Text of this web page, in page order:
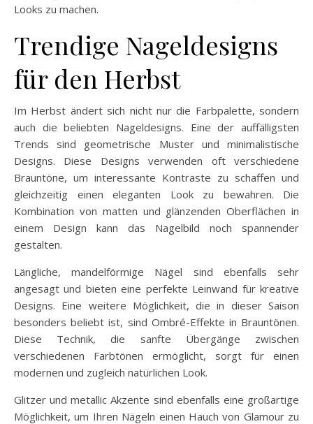
Looks zu machen.
Trendige Nageldesigns
für den Herbst
Im Herbst ändert sich nicht nur die Farbpalette, sondern
auch die beliebten Nageldesigns. Eine der auffälligsten
Trends sind geometrische Muster und minimalistische
Designs. Diese Designs verwenden oft verschiedene
Brauntöne, um interessante Kontraste zu schaffen und
gleichzeitig einen eleganten Look zu bewahren. Die
Kombination von matten und glänzenden Oberflächen in
einem Design kann das Nagelbild noch spannender
gestalten.
Längliche, mandelförmige Nägel sind ebenfalls sehr
angesagt und bieten eine perfekte Leinwand für kreative
Designs. Eine weitere Möglichkeit, die in dieser Saison
besonders beliebt ist, sind Ombré-Effekte in Brauntönen.
Diese Technik, die sanfte Übergänge zwischen
verschiedenen Farbtönen ermöglicht, sorgt für einen
modernen und zugleich natürlichen Look.
Glitzer und metallic Akzente sind ebenfalls eine großartige
Möglichkeit, um Ihren Nägeln einen Hauch von Glamour zu